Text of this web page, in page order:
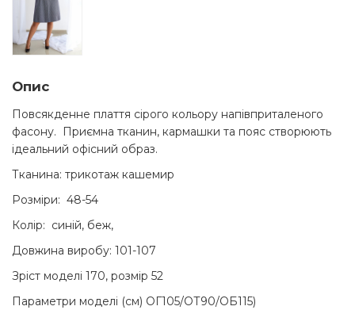
Опис
Повсякденне плаття сірого кольору напівприталеного
фасону. Приємна тканин, кармашки та пояс створюють
ідеальний офісний образ.
Тканина: трикотаж кашемир
Розміри: 48-54
Колір: синій, беж,
Довжина виробу: 101-107
Зріст моделі 170, розмір 52
Параметри моделі (см) ОГ105/ОТ90/ОБ115)